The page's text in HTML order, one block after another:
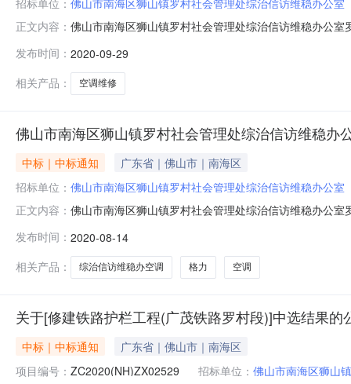
正文内容： 佛山市南海区狮山镇罗村社会管理处综治信访维稳办公
应商（乙方）：佛山市禅城区联博惠达办公设备商行地
板、高压板
发布时间： 2020-09-29
相关产品：
空调维修
佛山市南海区狮山镇罗村社会管理处综治信访维稳
中标｜中标通知
广东省｜佛山市｜南海区
招标单位： 佛山市南海区狮山镇罗村社会管理处综治信访维稳办公室
正文内容： 佛山市南海区狮山镇罗村社会管理处综治信访维稳办公
（乙方）：佛山市禅城区联博惠达办公设备商行地址：
量：1主要
发布时间： 2020-08-14
相关产品：
综治信访维稳办空调 格力 空调
关于[修建铁路护栏工程(广茂铁路罗村段)]中选结果的
中标｜中标通知
广东省｜佛山市｜南海区
项目编号： ZC2020(NH)ZX02529 招标单位： 佛山市南海区狮山